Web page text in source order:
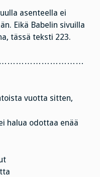
asenteella ei
Eikä Babelin sivuilla
tässä teksti 223.
vuotta sitten,
halua odottaa enää